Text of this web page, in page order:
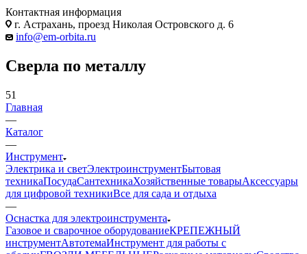
Контактная информация
г. Астрахань, проезд Николая Островского д. 6
info@em-orbita.ru
Сверла по металлу
51
Главная
—
Каталог
—
Инструмент
Электрика и светЭлектроинструментБытовая
техникаПосудаСантехникаХозяйственные товарыАксессуары
для цифровой техникиВсе для сада и отдыха
—
Оснастка для электроинструмента
Газовое и сварочное оборудованиеКРЕПЕЖНЫЙ
инструментАвтотемаИнструмент для работы с